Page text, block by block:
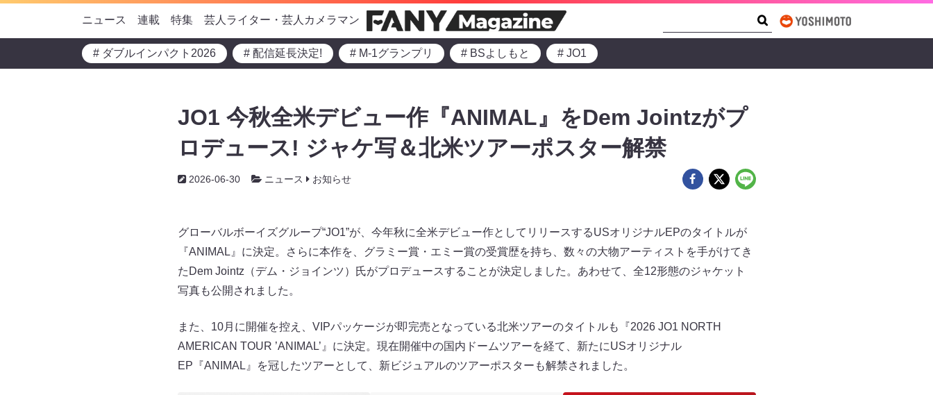
ニュース 連載 特集 芸人ライター・芸人カメラマン
# ダブルインパクト2026 # 配信延長決定! # M-1グランプリ # BSよしもと # JO1
JO1 今秋全米デビュー作『ANIMAL』をDem Jointzがプ
ロデュース! ジャケ写＆北米ツアーポスター解禁
2026-06-30 ニュース お知らせ
グローバルボーイズグループ“JO1”が、今年秋に全米デビュー作としてリリースするUSオリジナルEPのタイトルが
『ANIMAL』に決定。さらに本作を、グラミー賞・エミー賞の受賞歴を持ち、数々の大物アーティストを手がけてき
たDem Jointz（デム・ジョインツ）氏がプロデュースすることが決定しました。あわせて、全12形態のジャケット
写真も公開されました。
また、10月に開催を控え、VIPパッケージが即完売となっている北米ツアーのタイトルも『2026 JO1 NORTH
AMERICAN TOUR ’ANIMAL’』に決定。現在開催中の国内ドームツアーを経て、新たにUSオリジナル
EP『ANIMAL』を冠したツアーとして、新ビジュアルのツアーポスターも解禁されました。